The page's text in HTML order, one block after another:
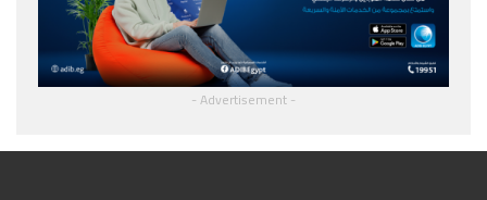
- Advertisement -